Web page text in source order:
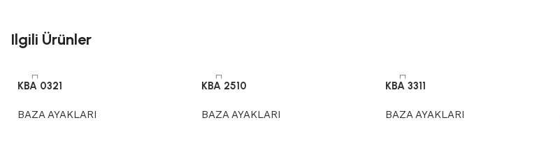
Ilgili Ürünler
KBA 0321
BAZA AYAKLARI
KBA 2510
BAZA AYAKLARI
KBA 3311
BAZA AYAKLARI